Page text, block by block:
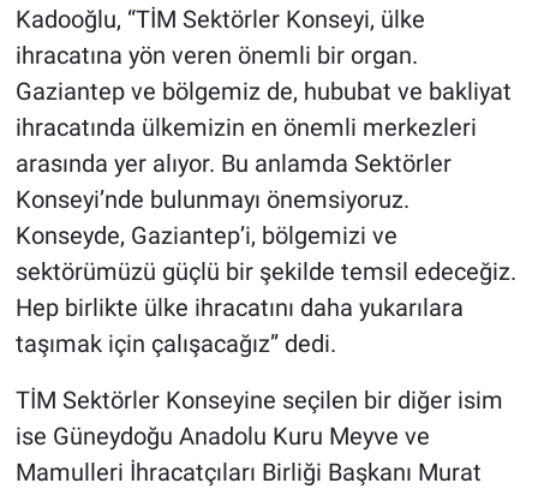
Kadooğlu, “TİM Sektörler Konseyi, ülke
ihracatına yön veren önemli bir organ.
Gaziantep ve bölgemiz de, hububat ve bakliyat
ihracatında ülkemizin en önemli merkezleri
arasında yer alıyor. Bu anlamda Sektörler
Konseyi’nde bulunmayı önemsiyoruz.
Konseyde, Gaziantep’i, bölgemizi ve
sektörümüzü güçlü bir şekilde temsil edeceğiz.
Hep birlikte ülke ihracatını daha yukarılara
taşımak için çalışacağız” dedi.
TİM Sektörler Konseyine seçilen bir diğer isim
ise Güneydoğu Anadolu Kuru Meyve ve
Mamulleri İhracatçıları Birliği Başkanı Murat